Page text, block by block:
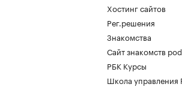
Хостинг сайтов
Рег.решения
Знакомства
Сайт знакомств
РБК Курсы
Школа управления